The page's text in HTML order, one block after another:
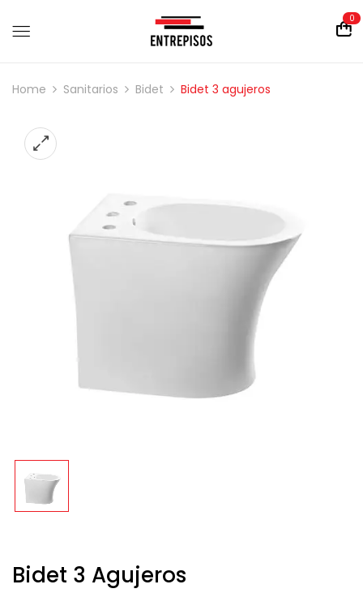
0
Home Sanitarios Bidet Bidet 3 agujeros
Bidet 3 Agujeros